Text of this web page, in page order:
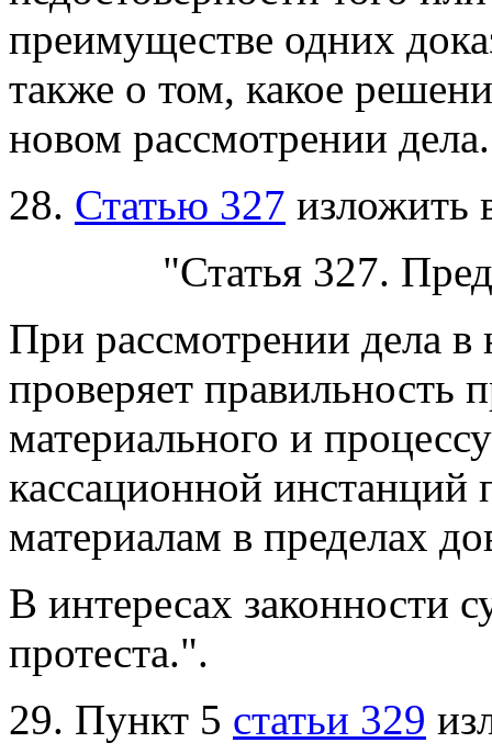
преимуществе одних
также о том, какое
новом рассмотрении
28. Статью 327 изложить
"Статья 327.
При рассмотрении дела в
проверяет правильность
материального и
кассационной
материалам в пределах
В интересах законности
протеста.".
29. Пункт 5 статьи 329